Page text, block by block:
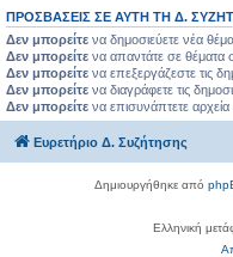
ΠΡΟΣΒΆΣΕΙΣ ΣΕ ΑΥΤΉ ΤΗ Δ.
Δεν μπορείτε να δημοσιεύετε νέα
Δεν μπορείτε να απαντάτε σε θέματα
Δεν μπορείτε να επεξεργάζεστε τις
Δεν μπορείτε να διαγράφετε τις
Δεν μπορείτε να επισυνάπτετε
Ευρετήριο Δ. Συζήτησης
Δημιουργήθηκε από
Ελληνική